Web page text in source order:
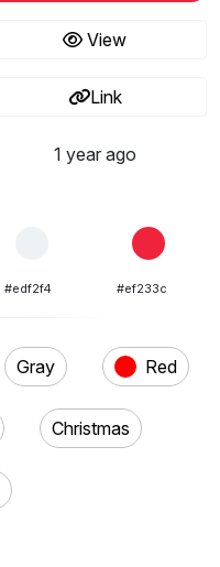
View
Link
1 year ago
#edf2f4 #ef233c
Gray Red
Christmas